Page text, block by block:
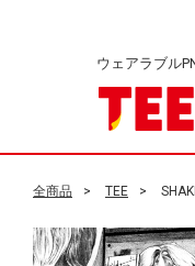
ウェアラブル
全商品 TEE